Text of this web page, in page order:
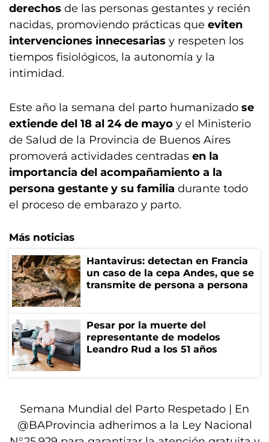
derechos de las personas gestantes y recién
nacidas, promoviendo prácticas que eviten
intervenciones innecesarias y respeten los
tiempos fisiológicos, la autonomía y la
intimidad.
Este año la semana del parto humanizado se
extiende del 18 al 24 de mayo y el Ministerio
de Salud de la Provincia de Buenos Aires
promoverá actividades centradas en la
importancia del acompañamiento a la
persona gestante y su familia durante todo
el proceso de embarazo y parto.
Más noticias
Hantavirus: detectan en Francia
un caso de la cepa Andes, que se
transmite de persona a persona
Pesar por la muerte del
representante de modelos
Leandro Rud a los 51 años
Semana Mundial del Parto Respetado | En
@BAProvincia adherimos a la Ley Nacional